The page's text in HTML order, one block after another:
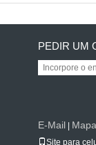
PEDIR UM
E-Mail
Site para